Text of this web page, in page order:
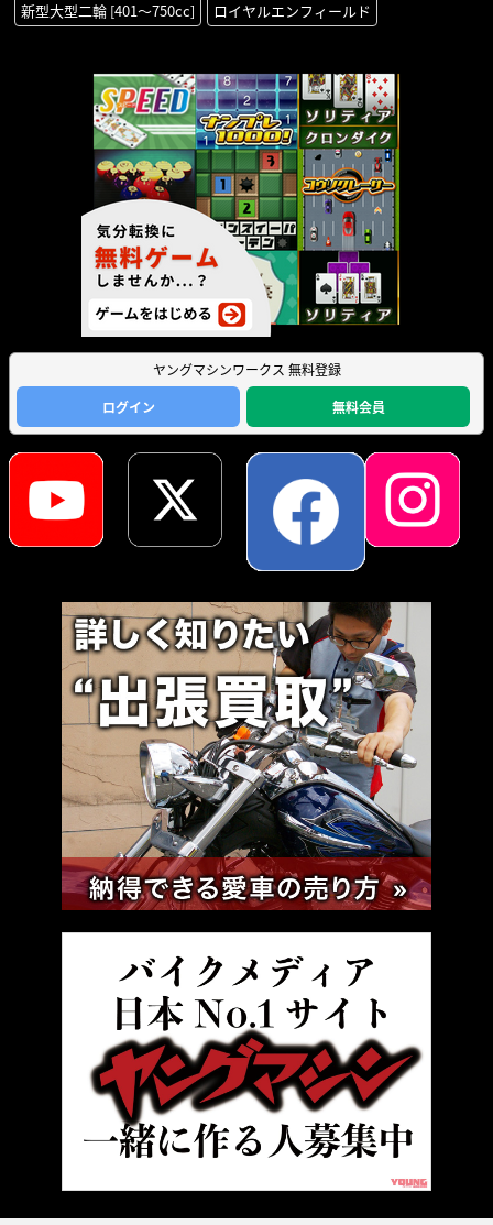
新型大型二輪 [401〜750cc]
ロイヤルエンフィールド
ヤングマシンワークス 無料登録
ログイン
無料会員